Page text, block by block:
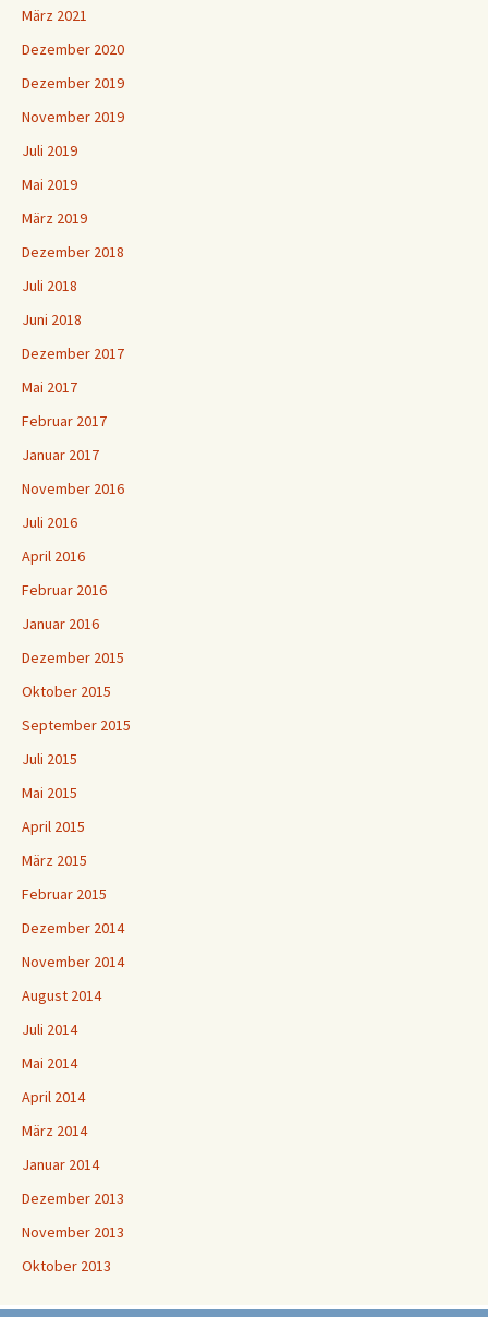
März 2021
Dezember 2020
Dezember 2019
November 2019
Juli 2019
Mai 2019
März 2019
Dezember 2018
Juli 2018
Juni 2018
Dezember 2017
Mai 2017
Februar 2017
Januar 2017
November 2016
Juli 2016
April 2016
Februar 2016
Januar 2016
Dezember 2015
Oktober 2015
September 2015
Juli 2015
Mai 2015
April 2015
März 2015
Februar 2015
Dezember 2014
November 2014
August 2014
Juli 2014
Mai 2014
April 2014
März 2014
Januar 2014
Dezember 2013
November 2013
Oktober 2013